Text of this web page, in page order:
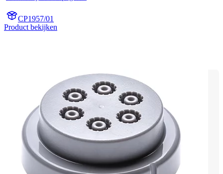
CP1957/01
Product bekijken